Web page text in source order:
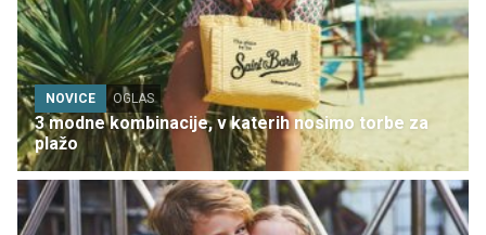
NOVICE OGLAS
3 modne kombinacije, v katerih nosimo torbe za
plažo